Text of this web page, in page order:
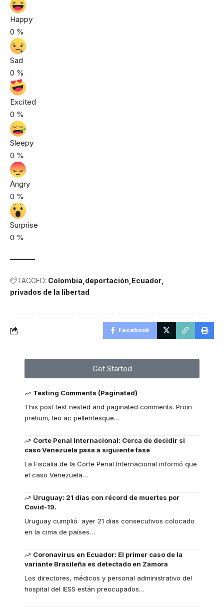
Happy
0 %
Sad
0 %
Excited
0 %
Sleepy
0 %
Angry
0 %
Surprise
0 %
TAGGED: Colombia deportación Ecuador
privados de la libertad
Facebook
Get Started
Testing Comments (Paginated)
This post test nested and paginated comments. Proin
pretium, leo ac pellentesque…
Corte Penal Internacional: Cerca de decidir si
caso Venezuela pasa a siguiente fase
La Fiscalía de la Corte Penal Internacional informó que
el caso Venezuela…
Uruguay: 21 días con récord de muertes por
Covid-19.
Uruguay cumplió ayer 21 días consecutivos colocado
en la cima de países…
Coronavirus en Ecuador: El primer caso de la
variante Brasileña es detectado en Zamora
Los directores, médicos y personal administrativo del
hospital del IESS están preocupados…